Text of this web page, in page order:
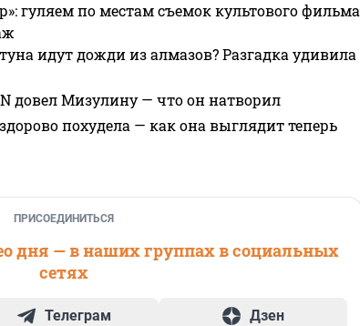
гуляем по местам съемок культового фильма
идут дожди из алмазов? Разгадка удивила
довел Мизулину — что он натворил
похудела — как она выглядит теперь
ПРИСОЕДИНИТЬСЯ
дня — в наших группах в социальных
сетях
Телеграм Дзен